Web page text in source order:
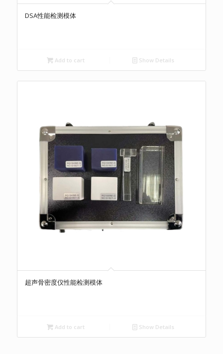
DSA性能检测模体
Add to cart Show Details
超声骨密度仪性能检测模体
Add to cart Show Details